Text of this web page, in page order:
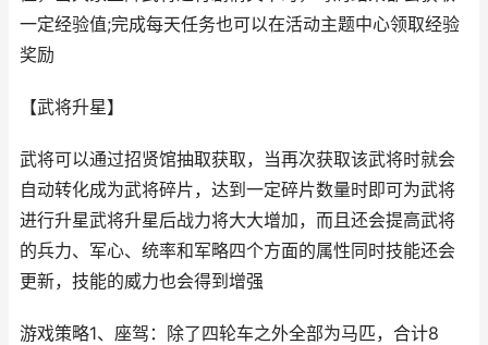
一定经验值;完成每天任务也可以在活动主题中心领取经验
奖励
【武将升星】
武将可以通过招贤馆抽取获取，当再次获取该武将时就会
自动转化成为武将碎片，达到一定碎片数量时即可为武将
进行升星武将升星后战力将大大增加，而且还会提高武将
的兵力、军心、统率和军略四个方面的属性同时技能还会
更新，技能的威力也会得到增强
游戏策略1、座驾：除了四轮车之外全部为马匹，合计8